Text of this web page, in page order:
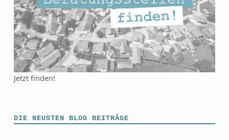
Jetzt finden!
DIE NEUSTEN BLOG BEITRÄGE